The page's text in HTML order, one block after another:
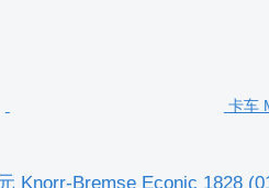
卡车
Knorr-Bremse Econic 1828